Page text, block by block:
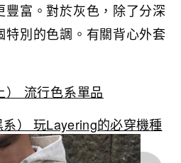
豐富。對於灰色，除了分深
別的色調。有關背心外套
） 流行色系單品
） 玩Layering的必穿機種